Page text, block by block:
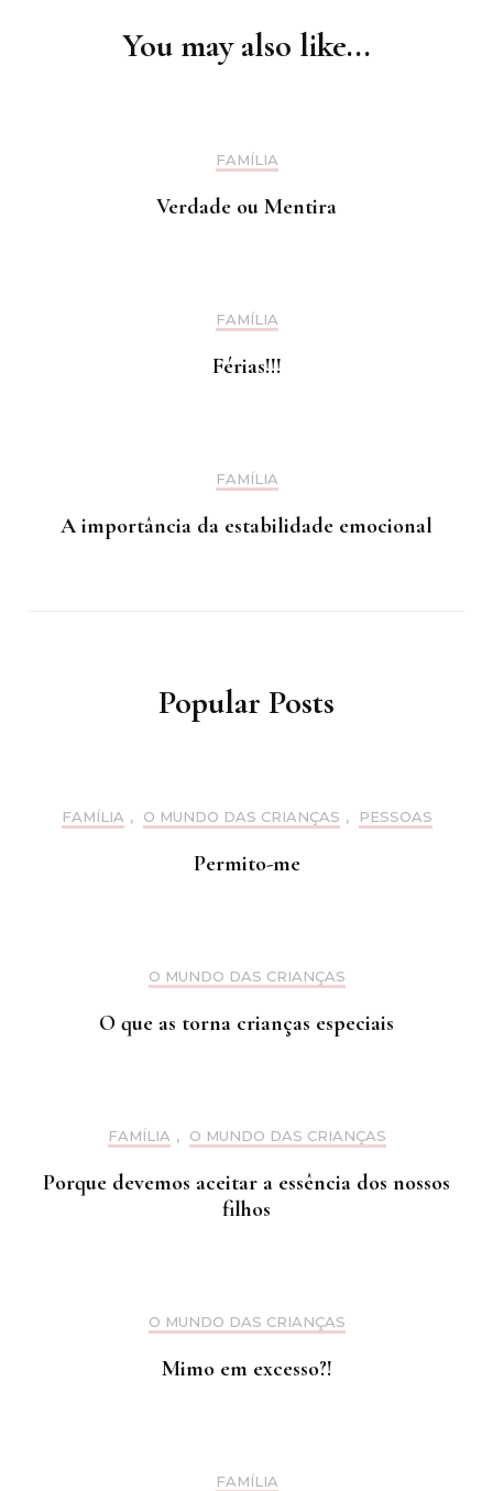
You may also like...
FAMÍLIA
Verdade ou Mentira
FAMÍLIA
Férias!!!
FAMÍLIA
A importância da estabilidade emocional
Popular Posts
FAMÍLIA , O MUNDO DAS CRIANÇAS , PESSOAS
Permito-me
O MUNDO DAS CRIANÇAS
O que as torna crianças especiais
FAMÍLIA , O MUNDO DAS CRIANÇAS
Porque devemos aceitar a essência dos nossos
filhos
O MUNDO DAS CRIANÇAS
Mimo em excesso?!
FAMÍLIA